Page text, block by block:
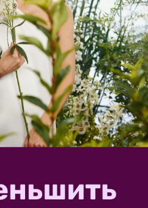
✿
Липецк
2020, 18:22
ромашку не
1Спасибо!
Томск
2020, 18:27